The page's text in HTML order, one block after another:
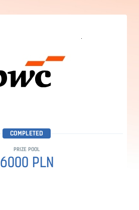
COMPLETED
PRIZE POOL
6000 PLN